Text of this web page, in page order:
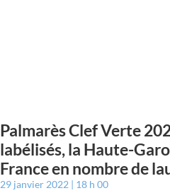
Palmarès Clef Verte
labélisés, la Haute-
France en nombre de
29 janvier 2022 18 h 00